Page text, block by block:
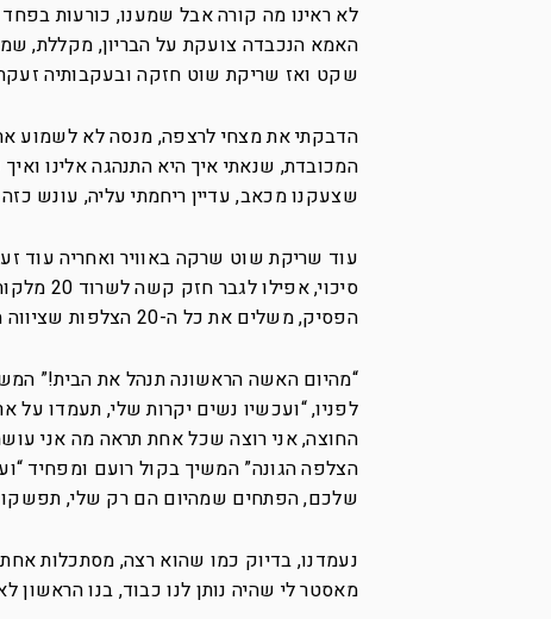
לא ראינו מה קורה אבל שמענו, כורעות
האמא הנכבדה צועקת על הבריון, מקללת,
שקט ואז שריקת שוט חזקה ובעקבותיה
הדבקתי את מצחי לרצפה, מנסה לא לשמוע
המכובדת, שנאתי איך היא התנהגה אלינו
שצעקנו מכאב, עדיין ריחמתי עליה, עונש
עוד שריקת שוט שרקה באוויר ואחריה עוד
סיכוי,
הפסיק, משלים את כל ה-20 הצלפות שציווה האדון, עד האחרונה, אפילו שהיא כבר מזמן לא נשמה.
“מהיום האשה הראשונה תנהל את הבית!”
לפניו, “ועכשיו נשים יקרות שלי, תעמדו על
החוצה, אני רוצה שכל אחת תראה מה אני
הצלפה הגונה” המשיך בקול רועם ומפחיד
שלכם, הפתחים שמהיום הם רק שלי, תפשקו
נעמדנו, בדיוק כמו שהוא רצה, מסתכלות
מאסטר לי שהיה נותן לנו כבוד, בנו